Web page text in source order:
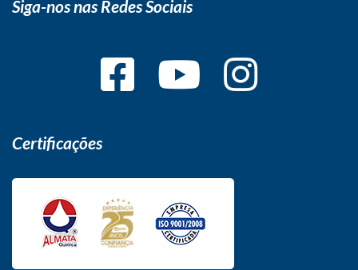
Siga-nos nas Redes Sociais
Certificações